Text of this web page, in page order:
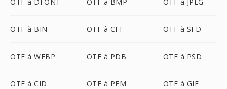
OTF à BIN OTF à CFF OTF à SFD
OTF à WEBP OTF à PDB OTF à PSD
OTF à CID OTF à PFM OTF à GIF